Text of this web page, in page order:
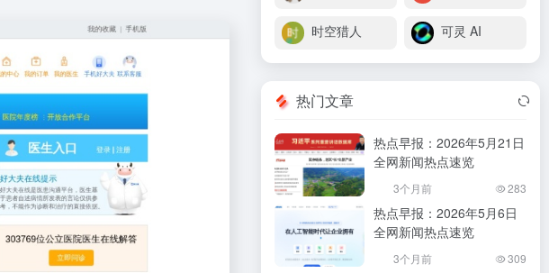
时空猎人 可灵 AI
热门文章
热点早报：2026年5月21日
全网新闻热点速览
3个月前 283
热点早报：2026年5月6日
全网新闻热点速览
3个月前 309